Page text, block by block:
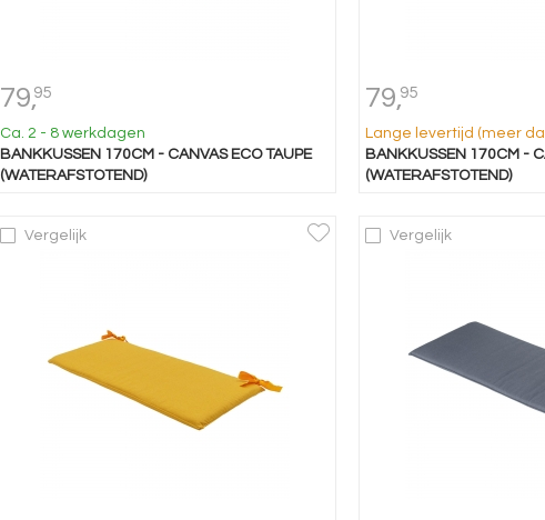
79,95
Ca. 2 - 8 werkdagen
BANKKUSSEN 170CM - CANVAS ECO TAUPE
(WATERAFSTOTEND)
79,95
Lange levertijd (meer
BANKKUSSEN 170CM -
(WATERAFSTOTEND)
Vergelijk Vergelijk